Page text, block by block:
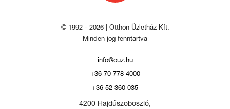
© 1992 - 2026 | Otthon Üzletház Kft.
Minden jog fenntartva
info@ouz.hu
+36 70 778 4000
+36 52 360 035
4200 Hajdúszoboszló,